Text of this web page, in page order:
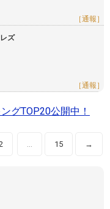
［通報］
ズ
［通報］
グTOP20公開中！
… 15 →